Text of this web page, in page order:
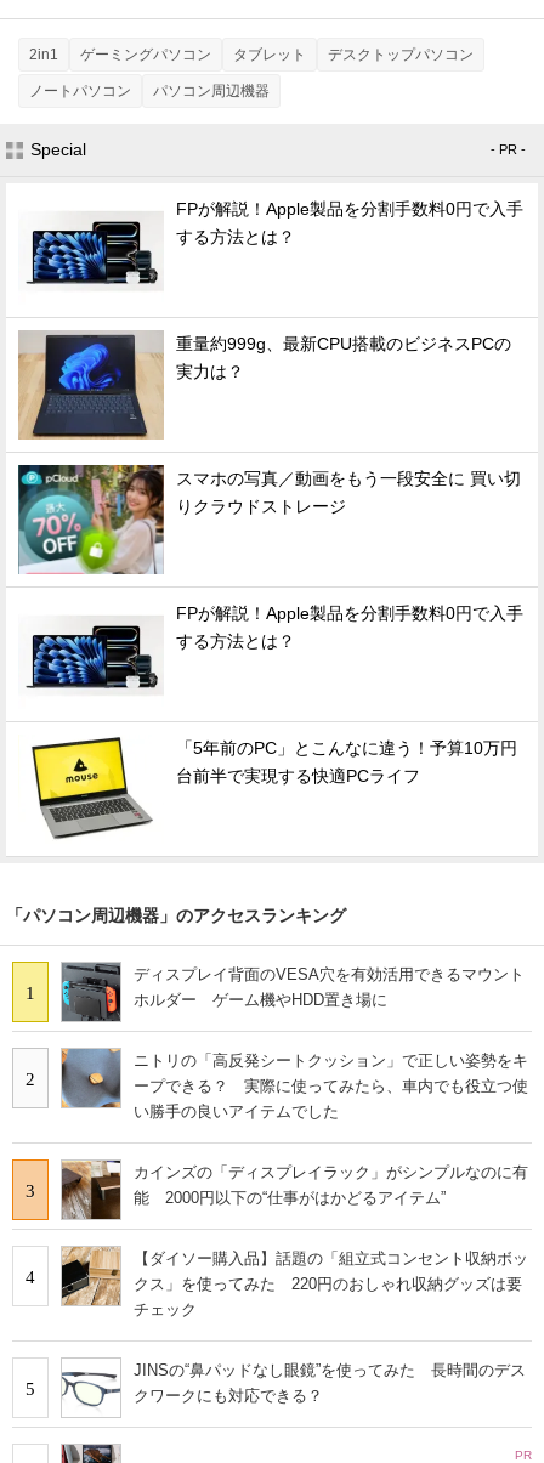
2in1 ゲーミングパソコン タブレット デスクトップパソコン
ノートパソコン パソコン周辺機器
Special - PR -
FPが解説！Apple製品を分割手数料0円で入手
する方法とは？
重量約999g、最新CPU搭載のビジネスPCの
実力は？
スマホの写真／動画をもう一段安全に 買い切
りクラウドストレージ
FPが解説！Apple製品を分割手数料0円で入手
する方法とは？
「5年前のPC」とこんなに違う！予算10万円
台前半で実現する快適PCライフ
「パソコン周辺機器」のアクセスランキング
1
ディスプレイ背面のVESA穴を有効活用できるマウント
ホルダー ゲーム機やHDD置き場に
2
ニトリの「高反発シートクッション」で正しい姿勢をキ
ープできる？ 実際に使ってみたら、車内でも役立つ使
い勝手の良いアイテムでした
3
カインズの「ディスプレイラック」がシンプルなのに有
能 2000円以下の“仕事がはかどるアイテム”
4
【ダイソー購入品】話題の「組立式コンセント収納ボッ
クス」を使ってみた 220円のおしゃれ収納グッズは要
チェック
5
JINSの“鼻パッドなし眼鏡”を使ってみた 長時間のデス
クワークにも対応できる？
PR